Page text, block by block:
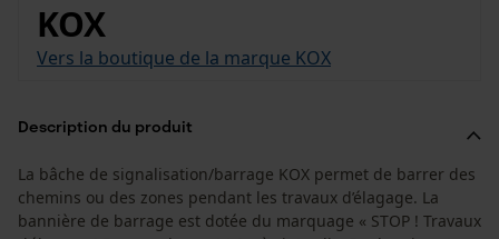
KOX
Vers la boutique de la marque KOX
Description du produit
La bâche de signalisation/barrage KOX permet de barrer des
chemins ou des zones pendant les travaux d’élagage. La
bannière de barrage est dotée du marquage « STOP ! Travaux